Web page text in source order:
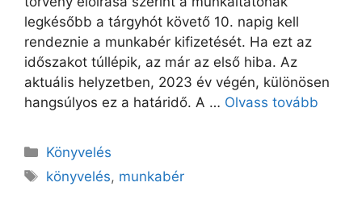
legkésőbb a tárgyhót követő 10. napig kell
rendeznie a munkabér kifizetését. Ha ezt az
időszakot túllépik, az már az első hiba. Az
aktuális helyzetben, 2023 év végén, különösen
hangsúlyos ez a határidő. A … Olvass tovább
Könyvelés
könyvelés, munkabér